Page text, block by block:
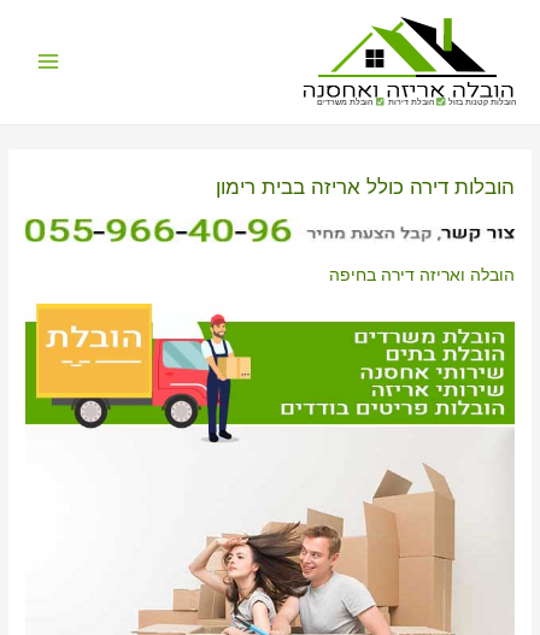
הובלות קטנות בזול הובלת דירות הובלת משרדים
הובלות דירה כולל אריזה בבית רימון
הובלה ואריזה דירה בחיפה